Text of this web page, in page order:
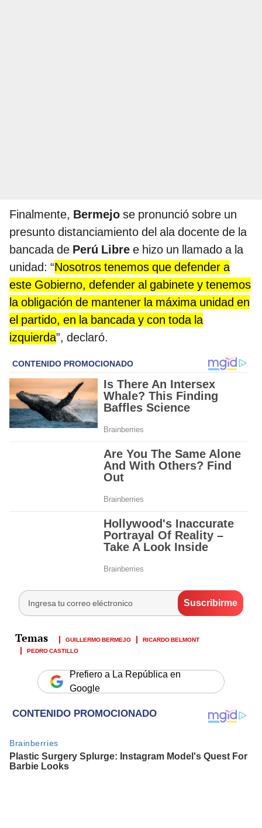
Finalmente, Bermejo se pronunció sobre un
presunto distanciamiento del ala docente de la
bancada de Perú Libre e hizo un llamado a la
unidad: “Nosotros tenemos que defender a
este Gobierno, defender al gabinete y tenemos
la obligación de mantener la máxima unidad en
el partido, en la bancada y con toda la
izquierda”, declaró.
GUILLERMO BERMEJO
RICARDO BELMONT
PEDRO CASTILLO
Prefiero a La República en
Google